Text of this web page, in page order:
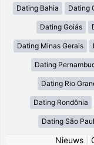
Dating Bahia Dating
Dating Goiás
Dating Minas Gerais
Dating
Dating Rio
Dating Rondônia
Dating São
Nieuws|